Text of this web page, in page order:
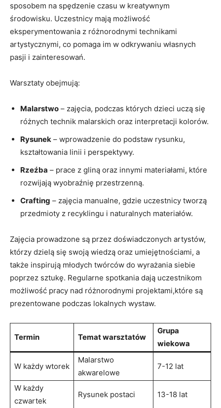
sposobem na spędzenie czasu w kreatywnym
środowisku. Uczestnicy mają możliwość
eksperymentowania z różnorodnymi technikami
artystycznymi, co pomaga im w odkrywaniu własnych
pasji i zainteresowań.
Warsztaty obejmują:
Malarstwo – zajęcia, podczas których dzieci uczą się
różnych technik malarskich oraz interpretacji kolorów.
Rysunek – wprowadzenie do podstaw rysunku,
kształtowania linii i perspektywy.
Rzeźba – prace z gliną oraz innymi materiałami, które
rozwijają wyobraźnię przestrzenną.
Crafting – zajęcia manualne, gdzie uczestnicy tworzą
przedmioty z recyklingu i naturalnych materiałów.
Zajęcia prowadzone są przez doświadczonych artystów,
którzy dzielą się swoją wiedzą oraz umiejętnościami, a
także inspirują młodych twórców do wyrażania siebie
poprzez sztukę. Regularne spotkania dają uczestnikom
możliwość pracy nad różnorodnymi projektami,które są
prezentowane podczas lokalnych wystaw.
Termin Temat warsztatów
Grupa
wiekowa
W każdy wtorek
Malarstwo
akwarelowe
7-12 lat
W każdy
czwartek
Rysunek postaci 13-18 lat